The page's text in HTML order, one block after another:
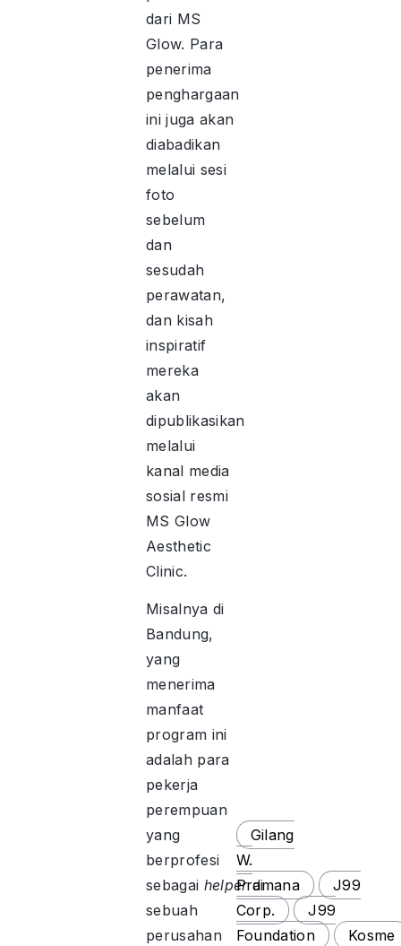
dari MS
Glow. Para
penerima
penghargaan
ini juga akan
diabadikan
melalui sesi
foto
sebelum
dan
sesudah
perawatan,
dan kisah
inspiratif
mereka
akan
dipublikasikan
melalui
kanal media
sosial resmi
MS Glow
Aesthetic
Clinic.
Misalnya di
Bandung,
yang
menerima
manfaat
program ini
adalah para
pekerja
perempuan
yang
berprofesi
sebagai helperdi
sebuah
perusahan
Gilang
W.
Pramana
J99
Corp.
J99
Foundation
Kosme